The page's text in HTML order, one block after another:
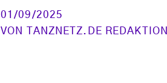
01/09/2025
VON
TANZNETZ.DE REDAKTION